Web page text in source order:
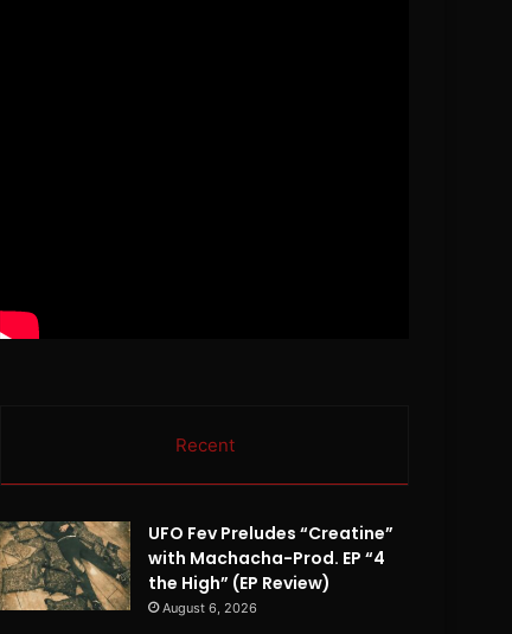
Recent
UFO Fev Preludes “Creatine”
with Machacha-Prod. EP “4
the High” (EP Review)
August 6, 2026